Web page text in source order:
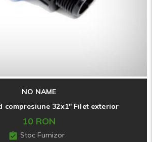
NO NAME
compresiune 32x1" Filet exterior
10 RON
Stoc Furnizor